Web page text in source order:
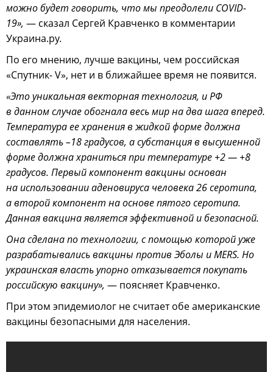
можно будет говорить, что мы преодолели COVID-
19», — сказал Сергей Кравченко в комментарии
Украина.ру.
По его мнению, лучше вакцины, чем российская
«Спутник- V», нет и в ближайшее время не появится.
«Это уникальная векторная технология, и РФ
в данном случае обогнала весь мир на два шага вперед.
Температура ее хранения в жидкой форме должна
составлять –18 градусов, а субстанция в высушенной
форме должна храниться при температуре +2 — +8
градусов. Первый компонент вакцины основан
на использовании аденовируса человека 26 серотипа,
а второй компонент на основе пятого серотипа.
Данная вакцина является эффективной и безопасной.
Она сделана по технологии, с помощью которой уже
разрабатывались вакцины против Эболы и MERS. Но
украинская власть упорно отказывается покупать
российскую вакцину», — поясняет Кравченко.
При этом эпидемиолог не считает обе американские
вакцины безопасными для населения.